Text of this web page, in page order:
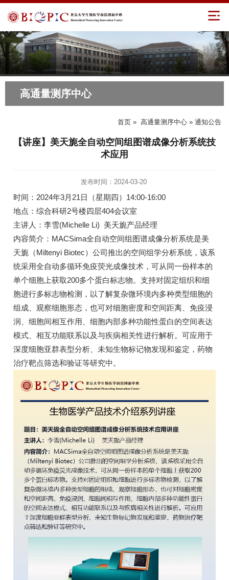
高通量测序中心
首页 » 高通量测序中心 » 通知公告
【讲座】美天旎全自动空间组图谱成像分析系统技
术应用
发布时间：2024-03-20
时间：2024年3月21日（星期四）14:00-16:00
地点：综合科研2号楼四层404会议室
主讲人：李雪(Michelle Li) 美天旎产品经理
内容简介：MACSima全自动空间组图谱成像分析系统是美
天旎（Miltenyi Biotec）公司推出的空间组学分析系统，该系
统采用全自动多循环免疫荧光成像技术，可从同一份样本的
单个细胞上获取200多个蛋白标志物。支持对固定组织和细
胞进行多标志物检测，以了解复杂微环境内多种类型细胞的
组成、观察细胞形态，也可对细胞密度和空间距离、免疫浸
润、细胞间相互作用、细胞内部多种功能性蛋白的空间表达
模式、相互功能联系以及与疾病相关性进行解析。可应用于
深度细胞亚群表型分析、未知生物标记物发现和鉴定，药物
治疗靶点筛选和验证等研究中。